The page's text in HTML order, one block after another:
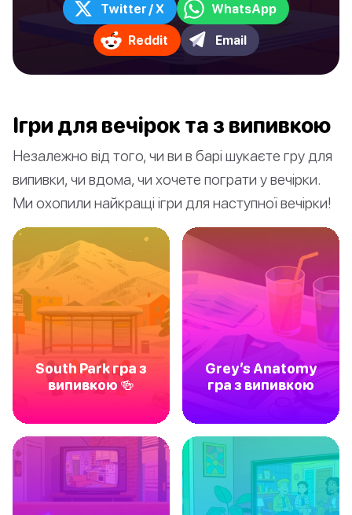
Twitter / X WhatsApp
Reddit Email
Ігри для вечірок та з випивкою
Незалежно від того, чи ви в барі шукаєте гру для
випивки, чи вдома, чи хочете пограти у вечірки.
Ми охопили найкращі ігри для наступної вечірки!
South Park гра з
випивкою 🍻
Grey’s Anatomy
гра з випивкою